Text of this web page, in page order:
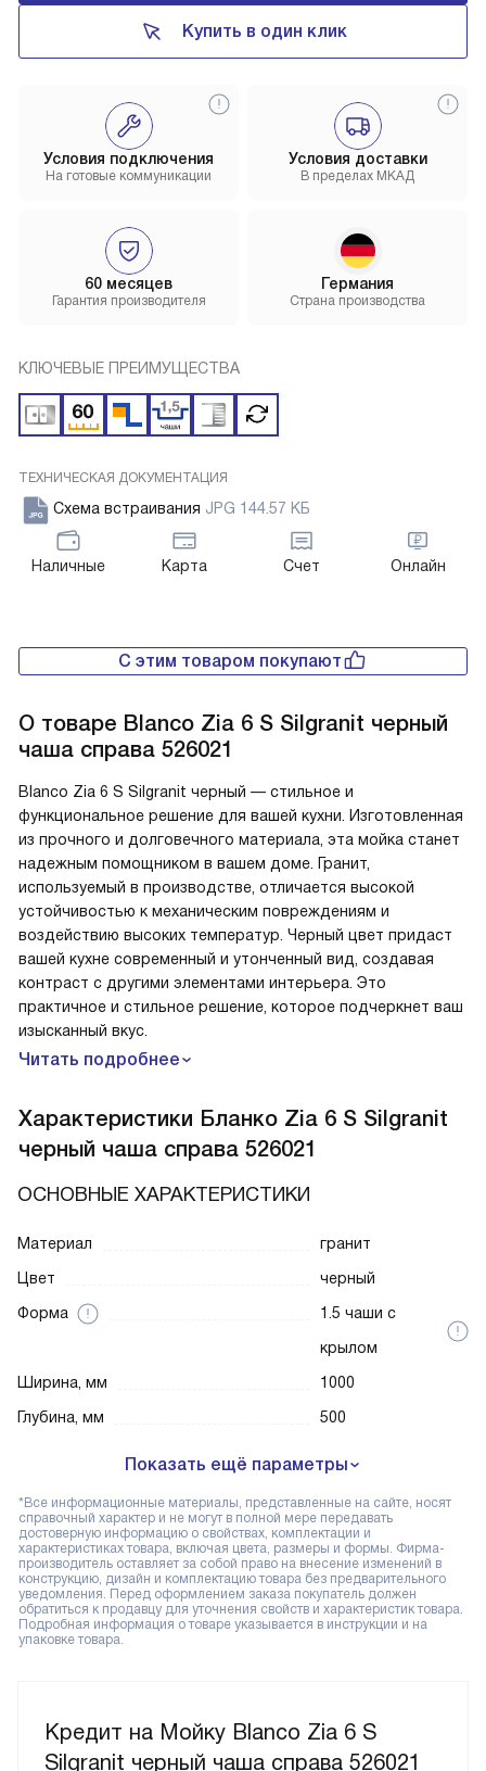
Купить в один клик
Условия доставки
В пределах МКАД
60 месяцев
Гарантия производителя
Условия подключения
На готовые коммуникации
Германия
Страна производства
КЛЮЧЕВЫЕ ПРЕИМУЩЕСТВА
ТЕХНИЧЕСКАЯ ДОКУМЕНТАЦИЯ
Схема встраивания JPG 144.57 КБ
Наличные Карта Счет Онлайн
Кредит на Мойку Blanco Zia 6 S
Silgranit черный чаша справа 526021
С этим товаром покупают
О товаре Blanco Zia 6 S Silgranit черный
чаша справа 526021
Blanco Zia 6 S Silgranit черный — стильное и
функциональное решение для вашей кухни. Изготовленная
из прочного и долговечного материала, эта мойка станет
надежным помощником в вашем доме. Гранит,
используемый в производстве, отличается высокой
устойчивостью к механическим повреждениям и
воздействию высоких температур. Черный цвет придаст
вашей кухне современный и утонченный вид, создавая
контраст с другими элементами интерьера. Это
практичное и стильное решение, которое подчеркнет ваш
изысканный вкус.
Читать подробнее
Характеристики Бланко Zia 6 S Silgranit
черный чаша справа 526021
ОСНОВНЫЕ ХАРАКТЕРИСТИКИ
Материал
гранит
Цвет
черный
Форма
1.5 чаши с
крылом
Ширина, мм
1000
Глубина, мм
500
Показать ещё параметры
*Все информационные материалы, представленные на сайте, носят
справочный характер и не могут в полной мере передавать
достоверную информацию о свойствах, комплектации и
характеристиках товара, включая цвета, размеры и формы. Фирма-
производитель оставляет за собой право на внесение изменений в
конструкцию, дизайн и комплектацию товара без предварительного
уведомления. Перед оформлением заказа покупатель должен
обратиться к продавцу для уточнения свойств и характеристик товара.
Подробная информация о товаре указывается в инструкции и на
упаковке товара.